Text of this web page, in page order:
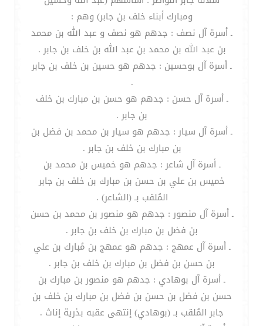
ومبارك أبناء خلف بن جابر) وهم :
ـ أسرة آل نصف : جدهم هو نصف و عبد الله بن محمد
بن عبد الله بن محمد بن عبد الله بن خلف بن جابر .
ـ أسرة آل بوحسين : جدهم هو حسين بن خلف بن جابر
.
ـ أسرة آل حسن : جدهم هو حسن بن مبارك بن خلف
بن جابر .
ـ أسرة آل سيار : جدهم هو سيار بن محمد بن فضل بن
بن مبارك بن خلف بن جابر .
ـ أسرة آل شاعر : جدهم هو خميس بن محمد بن
خميس بن علي بن حسن بن مبارك بن خلف بن جابر
المُلقب بـ (الشاعر) .
ـ أسرة آل منصور : جدهم هو منصور بن محمد بن حسن
بن فضل بن مبارك بن خلف بن جابر .
ـ أسرة آل عمهج : جدهم هو عمهج بن مُبارك بن علي
بن حسن بن فضل بن مبارك بن خلف بن جابر .
ـ أسرة آل بوهادي : جدهم هو منصور بن مبارك بن
حسن بن فضل بن حسن بن فضل بن مبارك بن خلف بن
جابر المُلقب بـ (بوهادي) إنتهى عقبه بذرية إناث .